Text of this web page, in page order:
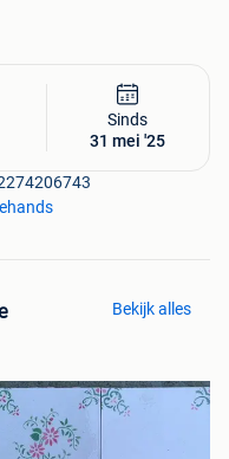
Sinds
31 mei '25
Bekijk alles